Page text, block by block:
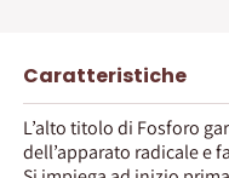
Caratteristiche
L’alto titolo di Fosforo
dell’apparato radicale e